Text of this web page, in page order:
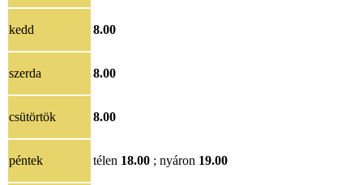
kedd 8.00
szerda 8.00
csütörtök 8.00
péntek télen 18.00 ; nyáron 19.00